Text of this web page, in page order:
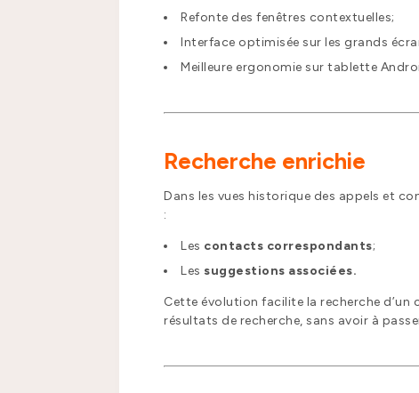
Refonte des fenêtres contextuelles;
Interface optimisée sur les grands
Meilleure ergonomie sur tablette
Recherche enrichie
Dans les vues historique des appels et
:
Les contacts correspondants;
Lessuggestions associées.
Cette évolution facilite la recherche
résultats de recherche, sans avoir à